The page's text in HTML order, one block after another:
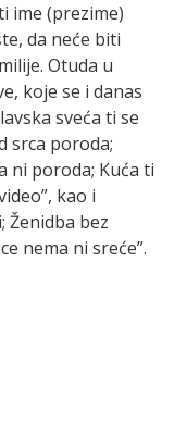
ime (prezime)
da neće biti
Otuda u
koje se i danas
sveća ti se
srca poroda;
ni poroda; Kuća ti
kao i
Ženidba bez
nema ni sreće”.